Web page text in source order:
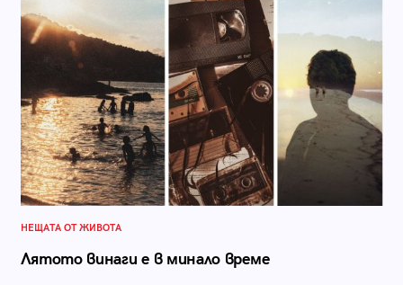
НЕЩАТА ОТ ЖИВОТА
Лятото винаги е в минало време